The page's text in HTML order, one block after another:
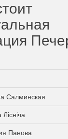
Салминская
Панова